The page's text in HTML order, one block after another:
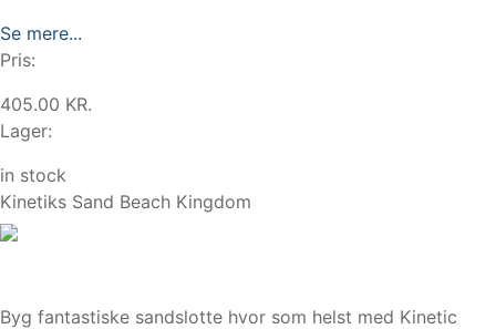
Se mere...
Pris:
405.00 KR.
Lager:
in stock
Kinetiks Sand Beach Kingdom
Byg fantastiske sandslotte hvor som helst med Kinetic